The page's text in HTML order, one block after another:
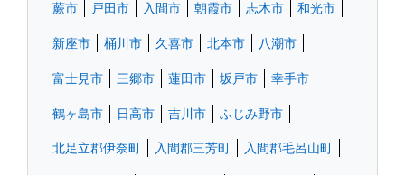
蕨市 戸田市 入間市 朝霞市 志木市 和光市
新座市 桶川市 久喜市 北本市 八潮市
富士見市 三郷市 蓮田市 坂戸市 幸手市
鶴ヶ島市 日高市 吉川市 ふじみ野市
北足立郡伊奈町 入間郡三芳町 入間郡毛呂山町